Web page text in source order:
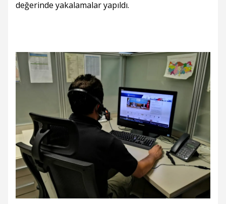
değerinde yakalamalar yapıldı.